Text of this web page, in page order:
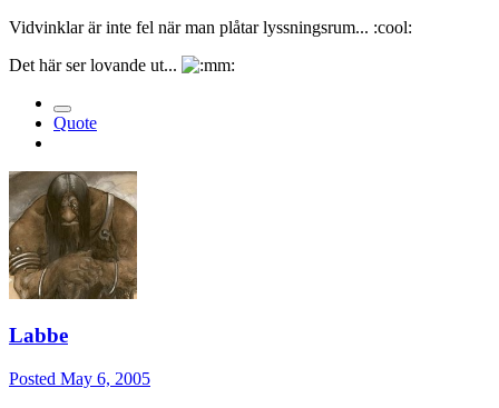
Vidvinklar är inte fel när man plåtar lyssningsrum... :cool:
Det här ser lovande ut...
Quote
Labbe
Posted May 6, 2005